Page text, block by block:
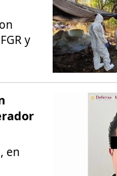
y
en